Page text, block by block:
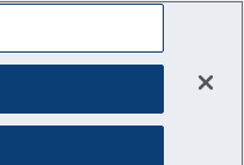
- Apertura in nuova finestra
Apertura in nuova finestra
- Sito esterno - Apertura in
- Sito esterno -
Youtube - Sito esterno -
Tiktok - SitoSpreaker -
in:tutto INAIL.it